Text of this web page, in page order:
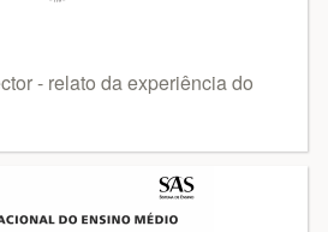
- relato da experiência do